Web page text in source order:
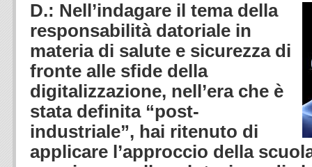
D.: Nell’indagare il tema della
responsabilità datoriale in
materia di salute e sicurezza di
fronte alle sfide della
digitalizzazione, nell’era che è
stata definita “post-
industriale”, hai ritenuto di
applicare l’approccio della